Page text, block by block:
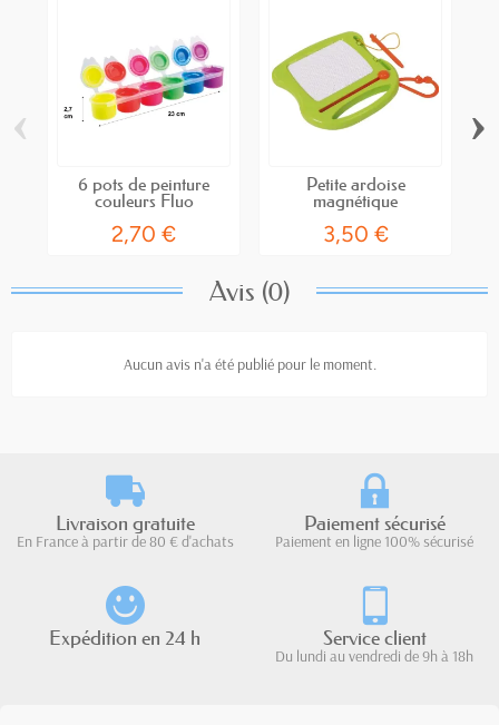
6 pots de peinture
couleurs Fluo
2,70 €
Petite ardoise
magnétique
3,50 €
‹ ›
Avis (0)
Aucun avis n'a été publié pour le moment.
Livraison gratuite
En France à partir de 80 € d'achats
Paiement sécurisé
Paiement en ligne 100% sécurisé
Expédition en 24 h Service client
Du lundi au vendredi de 9h à 18h